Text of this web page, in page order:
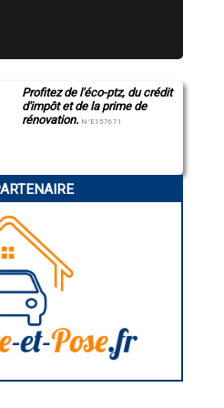
immobilière à Steinbourg
immobilière à Ebersheim
à Griesheim-près-Molsheim
immobilière à Herbitzheim
immobilière à Beinheim
immobilière à Muttersholtz
à Dambach-la-Ville
immobilière à Andlau
immobilière à Seebach
immobilière à Entzheim
immobilière à Wœrth
immobilière à Oberhaslach
immobilière à Ville
à Mommenheim
immobilière à Lembach
immobilière à Still
à Mittelhausbergen
immobilière à Nordhouse
Profitez de l'éco-ptz, du crédit
d'impôt et de la prime de
rénovation. N°E157671